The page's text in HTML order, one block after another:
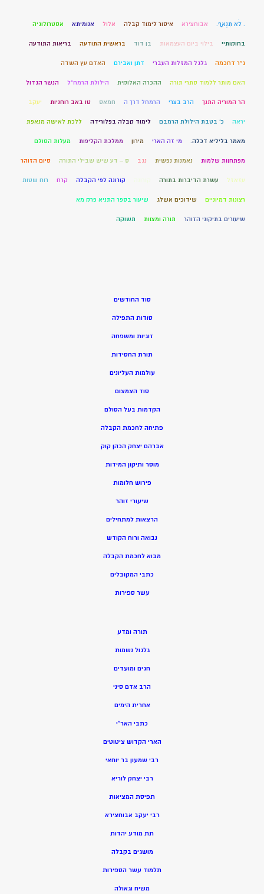
. לֹא תִנְאָף. אבוחצירא איסור לימוד קבלה אלול אנומיתא אסטרולוגיה
בחוקותיי בילוי ביום העצמאות בן דוד בראשית התודעה בריאות התודעה
ג"ר דחכמה גלגל המזלות העברי דתן ואבירם האדם עץ השדה
האם מותר ללמוד סתרי תורה ההכרה האלוקית הילולת הרמח"ל הנשר הגדול
הר המוריה התנך הרב בצרי הרמחל דרך ה חמאס טו באב רוחניות יעקב
יראה כ' בטבת הילולת הרמבם לימוד קבלה בפלורידה ללכת לאישה מנאפת
מאמר בליליא דכלה. מי זה הארי מירון ממלכת הקליפות מעלות הסולם
מפתחןות שלמות נאמנות נפשית נגב ס – דע שיש שבילי התורה סיום הזוהר
עזאזל עשרת הדיברות בתורה קורונה לפי הקבלה קרח רוח שטות
רצונות דמיוניים שידוכים אשלג שיעור בספר התניא פרק מא
שיעורים בתיקוני הזוהר תורה ומצוות תשוקה
סוד החודשים
סודות התפילה
זוגיות ומשפחה
תורת החסידות
עולמות העליונים
סוד הצמצום
הקדמות בעל הסולם
פתיחה לחכמת הקבלה
אברהם יצחק הכהן קוק
מוסר ותיקון המידות
פירוש חלומות
שיעורי זוהר
הרצאות למתחילים
נבואה ורוח הקודש
מבוא לחכמת הקבלה
כתבי המקובלים
עשר ספירות
תורה ומדע
גלגול נשמות
חגים ומועדים
הרב אדם סיני
אחרית הימים
כתבי האר”י
הארי הקדוש ציטוטים
רבי שמעון בר יוחאי
רבי יצחק לוריא
תפיסת המציאות
רבי יעקב אבוחצירא
תת מודע יהדות
מושגים בקבלה
תלמוד עשר הספירות
משיח וגאולה